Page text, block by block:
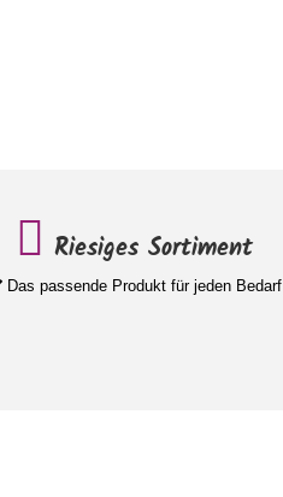
Riesiges Sortiment
Das passende Produkt für jeden Bedarf